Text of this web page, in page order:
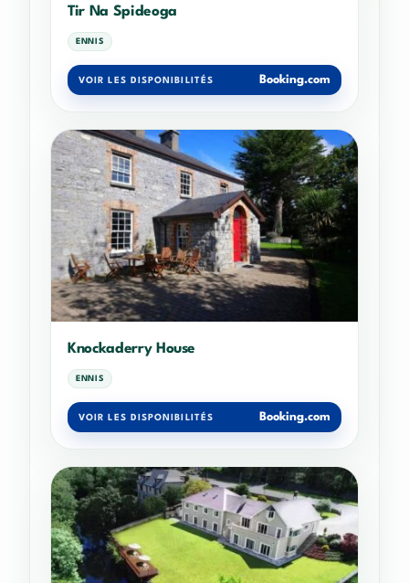
Tir Na Spideoga
ENNIS
VOIR LES DISPONIBILITÉS Booking.com
Knockaderry House
ENNIS
VOIR LES DISPONIBILITÉS Booking.com